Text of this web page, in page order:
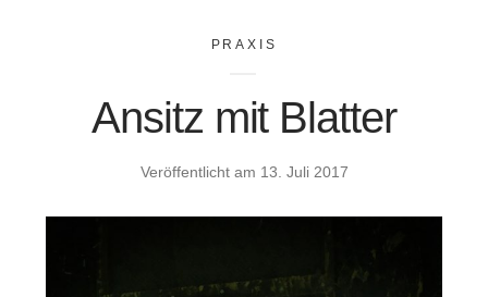
PRAXIS
Ansitz mit Blatter
Veröffentlicht am 13. Juli 2017